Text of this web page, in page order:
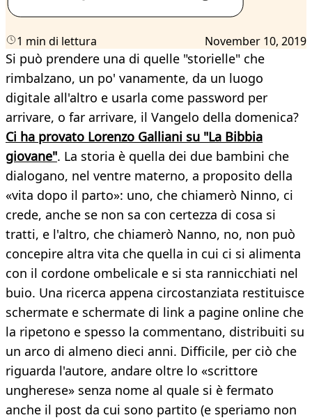
1 min di lettura November 10, 2019
Si può prendere una di quelle "storielle" che
rimbalzano, un po' vanamente, da un luogo
digitale all'altro e usarla come password per
arrivare, o far arrivare, il Vangelo della domenica?
Ci ha provato Lorenzo Galliani su "La Bibbia
giovane". La storia è quella dei due bambini che
dialogano, nel ventre materno, a proposito della
«vita dopo il parto»: uno, che chiamerò Ninno, ci
crede, anche se non sa con certezza di cosa si
tratti, e l'altro, che chiamerò Nanno, no, non può
concepire altra vita che quella in cui ci si alimenta
con il cordone ombelicale e si sta rannicchiati nel
buio. Una ricerca appena circostanziata restituisce
schermate e schermate di link a pagine online che
la ripetono e spesso la commentano, distribuiti su
un arco di almeno dieci anni. Difficile, per ciò che
riguarda l'autore, andare oltre lo «scrittore
ungherese» senza nome al quale si è fermato
anche il post da cui sono partito (e speriamo non